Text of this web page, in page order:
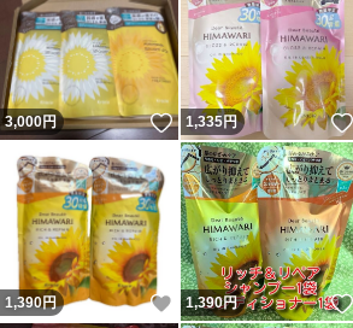
3,000円 いいね！
1,335円
1,390円 いいね！
1,390円